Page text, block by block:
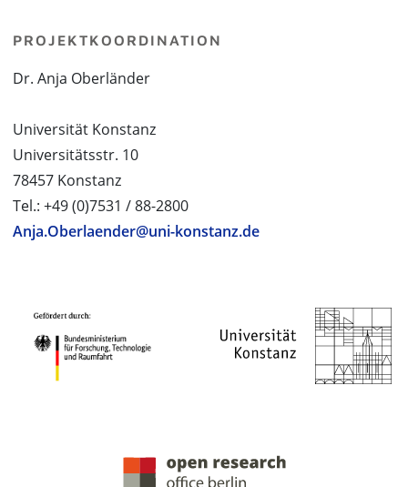
PROJEKTKOORDINATION
Dr. Anja Oberländer
Universität Konstanz
Universitätsstr. 10
78457 Konstanz
Tel.: +49 (0)7531 / 88-2800
Anja.Oberlaender@uni-konstanz.de